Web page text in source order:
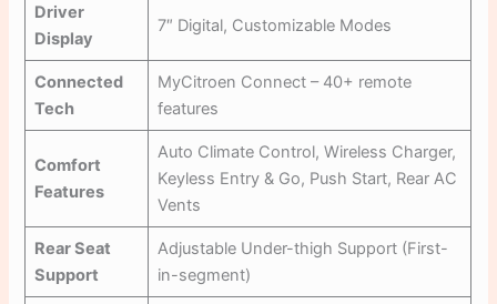
Driver
Display
7″ Digital, Customizable Modes
Connected
Tech
MyCitroen Connect – 40+ remote
features
Comfort
Features
Auto Climate Control, Wireless Charger,
Keyless Entry & Go, Push Start, Rear AC
Vents
Rear Seat
Support
Adjustable Under-thigh Support (First-
in-segment)